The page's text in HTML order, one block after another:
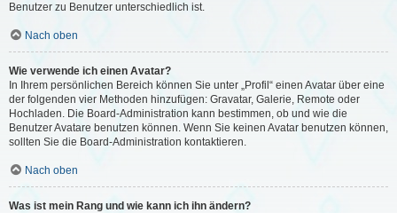
Benutzer zu Benutzer unterschiedlich ist.
Nach oben
Wie verwende ich einen Avatar?
In Ihrem persönlichen Bereich können Sie unter „Profil“ einen Avatar über eine
der folgenden vier Methoden hinzufügen: Gravatar, Galerie, Remote oder
Hochladen. Die Board-Administration kann bestimmen, ob und wie die
Benutzer Avatare benutzen können. Wenn Sie keinen Avatar benutzen können,
sollten Sie die Board-Administration kontaktieren.
Nach oben
Was ist mein Rang und wie kann ich ihn ändern?